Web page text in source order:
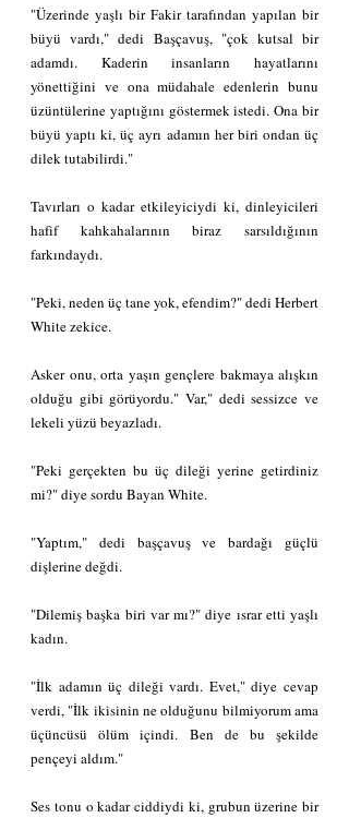
"Üzerinde yaşlı bir Fakir tarafından yapılan bir
büyü vardı," dedi Başçavuş, "çok kutsal bir
adamdı. Kaderin insanların hayatlarını
yönettiğini ve ona müdahale edenlerin bunu
üzüntülerine yaptığını göstermek istedi. Ona bir
büyü yaptı ki, üç ayrı adamın her biri ondan üç
dilek tutabilirdi."
Tavırları o kadar etkileyiciydi ki, dinleyicileri
hafif kahkahalarının biraz sarsıldığının
farkındaydı.
"Peki, neden üç tane yok, efendim?" dedi Herbert
White zekice.
Asker onu, orta yaşın gençlere bakmaya alışkın
olduğu gibi görüyordu." Var," dedi sessizce ve
lekeli yüzü beyazladı.
"Peki gerçekten bu üç dileği yerine getirdiniz
mi?" diye sordu Bayan White.
"Yaptım," dedi başçavuş ve bardağı güçlü
dişlerine değdi.
"Dilemiş başka biri var mı?" diye ısrar etti yaşlı
kadın.
"İlk adamın üç dileği vardı. Evet," diye cevap
verdi, "İlk ikisinin ne olduğunu bilmiyorum ama
üçüncüsü ölüm içindi. Ben de bu şekilde
pençeyi aldım."
Ses tonu o kadar ciddiydi ki, grubun üzerine bir